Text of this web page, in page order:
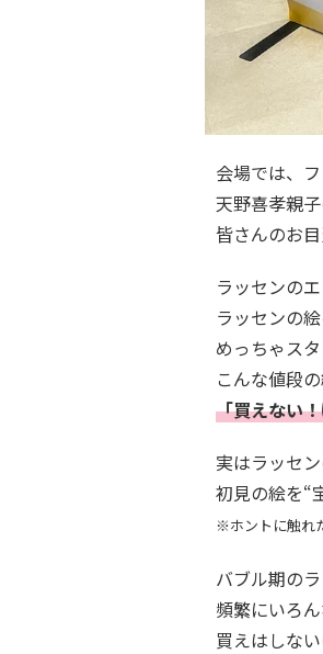
会場では、
天野喜孝親
皆さんのお
ラッセンの
ラッセンの
めっちゃス
こんな値段
「買えない
実はラッセ
初見の絵を“
※ホントに触れ
バブル期の
頻繁にいろ
買えはしな